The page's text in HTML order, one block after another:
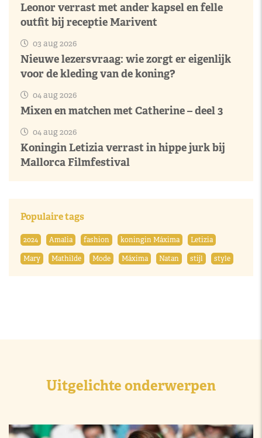
Leonor verrast met ander kapsel en felle
outfit bij receptie Marivent
03 aug 2026
Nieuwe lezersvraag: wie zorgt er eigenlijk
voor de kleding van de koning?
04 aug 2026
Mixen en matchen met Catherine – deel 3
04 aug 2026
Koningin Letizia verrast in hippe jurk bij
Mallorca Filmfestival
Populaire tags
2024 Amalia fashion koningin Máxima
Letizia
Mary
Mathilde Mode Máxima Natan stijl style
Uitgelichte onderwerpen